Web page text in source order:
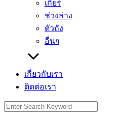
เกียร์
ช่วงล่าง
ตัวถัง
อื่นๆ
เกี่ยวกับเรา
ติดต่อเรา
Search
for: